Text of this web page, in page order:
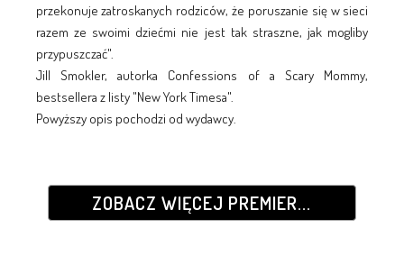
przekonuje zatroskanych rodziców, że poruszanie się w sieci
razem ze swoimi dziećmi nie jest tak straszne, jak mogliby
przypuszczać".
Jill Smokler, autorka Confessions of a Scary Mommy,
bestsellera z listy "New York Timesa".
Powyższy opis pochodzi od wydawcy.
ZOBACZ WIĘCEJ PREMIER...